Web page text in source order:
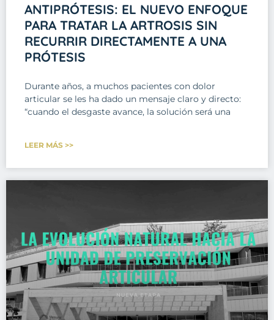
ANTIPRÓTESIS: EL NUEVO ENFOQUE
PARA TRATAR LA ARTROSIS SIN
RECURRIR DIRECTAMENTE A UNA
PRÓTESIS
Durante años, a muchos pacientes con dolor
articular se les ha dado un mensaje claro y directo:
“cuando el desgaste avance, la solución será una
LEER MÁS >>